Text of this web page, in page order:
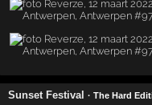
Sunset Festival · The Hard